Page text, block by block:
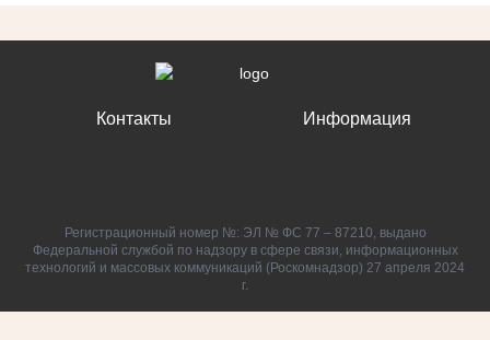
Контакты Информация
Регистрационный номер №: ЭЛ № ФС 77 – 87210, выдано
Федеральной службой по надзору в сфере связи, информационных
технологий и массовых коммуникаций (Роскомнадзор) 27 апреля 2024
г.